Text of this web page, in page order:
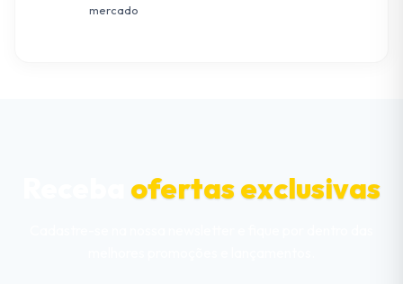
mercado
ofertas exclusivas